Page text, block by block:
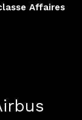
Affaires